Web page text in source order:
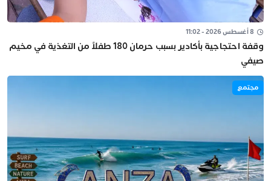
8 أغسطس 2026 - 11:02
وقفة احتجاجية بأكادير بسبب حرمان 180 طفلاً من التغذية في مخيم
صيفي
مجتمع